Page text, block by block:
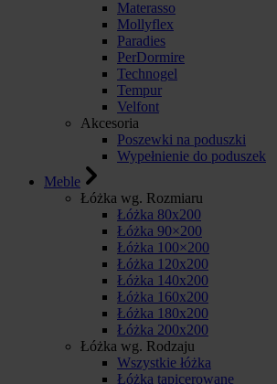
Materasso
Mollyflex
Paradies
PerDormire
Technogel
Tempur
Velfont
Akcesoria
Poszewki na poduszki
Wypełnienie do poduszek
Meble
Łóżka wg. Rozmiaru
Łóżka 80x200
Łóżka 90×200
Łóżka 100×200
Łóżka 120x200
Łóżka 140x200
Łóżka 160x200
Łóżka 180x200
Łóżka 200x200
Łóżka wg. Rodzaju
Wszystkie łóżka
Łóżka tapicerowane